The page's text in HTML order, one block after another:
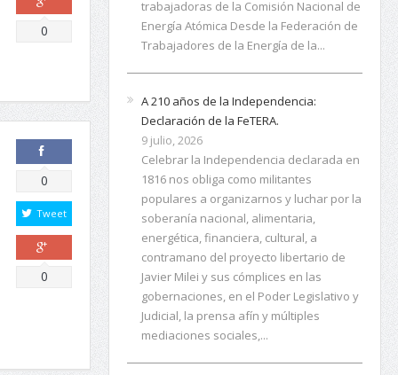
Comparte
0
Comparte
0
Tweet
Comparte
0
Trabajadores de la Energía de la...
A 210 años de la Independencia:
Declaración de la FeTERA.
9 julio, 2026
Celebrar la Independencia declarada en
1816 nos obliga como militantes
populares a organizarnos y luchar por la
soberanía nacional, alimentaria,
energética, financiera, cultural, a
contramano del proyecto libertario de
Javier Milei y sus cómplices en las
gobernaciones, en el Poder Legislativo y
Judicial, la prensa afín y múltiples
mediaciones sociales,...
Situación política y movimiento obrero